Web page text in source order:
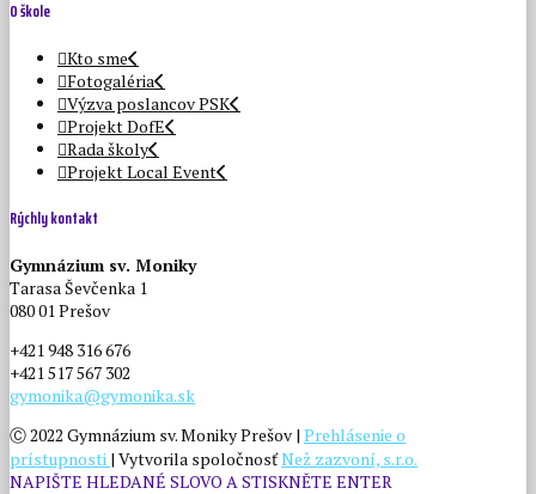
O škole
Kto sme
Fotogaléria
Výzva poslancov PSK
Projekt DofE
Rada školy
Projekt Local Event
Rýchly kontakt
Gymnázium sv. Moniky
Tarasa Ševčenka 1
080 01 Prešov
+421 948 316 676
+421 517 567 302
gymonika@gymonika.sk
Ⓒ 2022 Gymnázium sv. Moniky Prešov | Prehlásenie o
prístupnosti | Vytvorila spoločnosťNež zazvoní, s.r.o.
NAPIŠTE HLEDANÉ SLOVO A STISKNĚTE ENTER